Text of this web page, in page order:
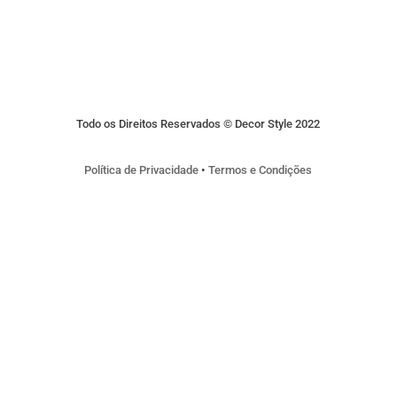
Todo os Direitos Reservados © Decor Style 2022
Política de Privacidade •Termos e Condições